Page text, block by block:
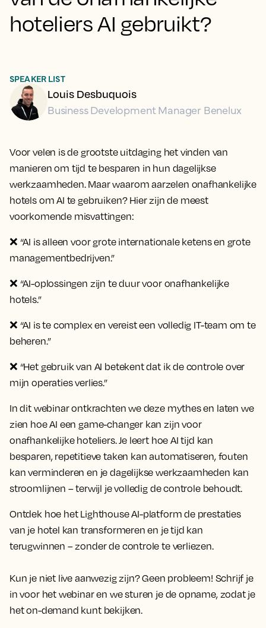
hoteliers AI gebruikt?
Voor velen is de grootste uitdaging het vinden van
manieren om tijd te besparen in hun dagelijkse
werkzaamheden. Maar waarom aarzelen onafhankelijke
hotels om AI te gebruiken? Hier zijn de meest
voorkomende misvattingen:
❌ “AI is alleen voor grote internationale ketens en grote
managementbedrijven.”
❌ “AI-oplossingen zijn te duur voor onafhankelijke
hotels.”
❌ “AI is te complex en vereist een volledig IT-team om te
beheren.”
❌ “Het gebruik van AI betekent dat ik de controle over
mijn operaties verlies.”
In dit webinar ontkrachten we deze mythes en laten we
zien hoe AI een game-changer kan zijn voor
onafhankelijke hoteliers. Je leert hoe AI tijd kan
besparen, repetitieve taken kan automatiseren, fouten
kan verminderen en je dagelijkse werkzaamheden kan
stroomlijnen – terwijl je volledig de controle behoudt.
Ontdek hoe het Lighthouse AI-platform de prestaties
van je hotel kan transformeren en je tijd kan
terugwinnen – zonder de controle te verliezen.
Kun je niet live aanwezig zijn? Geen probleem! Schrijf je
in voor het webinar en we sturen je de opname, zodat je
het on-demand kunt bekijken.
SPEAKER LIST
Louis Desbuquois
Business Development Manager Benelux